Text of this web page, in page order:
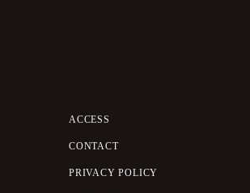
ACCESS
CONTACT
PRIVACY POLICY